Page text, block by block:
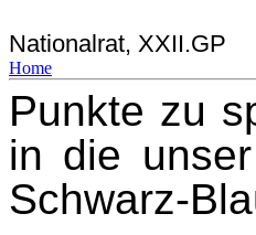
Nationalrat, XXII.GP
Home
Punkte zu
in die
Schwarz-